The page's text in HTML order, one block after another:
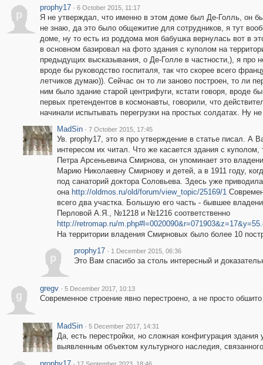
p
prophy17 · 6 October 2015, 11:17
Я не утверждал, что именно в этом доме был Де-Голль, он
не знаю, да это было общежитие для сотрудников, я тут
доме, ну то есть из роддома моя бабушка вернулась вот в
в основном базировал на фото здания с куполом на
предыдущих высказывания, о Де-Голле в частности,), я про
вроде бы руководство госпиталя, так что скорее всего
летчиков думаю)). Сейчас он то ли заново построен, то ли
ним было здание старой центрифуги, кстати говоря, вроде
первых претендентов в космонавты, говорили, что
начинали испытывать перегрузки на простых солдатах. Ну
MadSin · 7 October 2015, 17:45
Ув. prophy17, это я про утверждение в статье писал. А
интересом их читал. Что же касается здания с
Петра Арсеньевича Смирнова, он упоминает это
Марию Николаевну Смирнову и детей, а в 1911 году,
под санаторий доктора Соловьева. Здесь уже
она http://oldmos.ru/old/forum/view_topic/25169/1
всего два участка. Большую его часть - бывшее
Перловой А.Я., №1218 и №1216 соответственно
http://retromap.ru/
На территории владения Смирновых было более 10
p
prophy17 · 1 December 2015, 06:36
Это Вам спасибо за столь интересный и
g
gregv · 5 December 2017, 10:13
Современное строение явно перестроено, а не просто
MadSin · 5 December 2017, 14:31
Да, есть перестройки, но сложная конфигурация
выявленным объектом культурного наследия,